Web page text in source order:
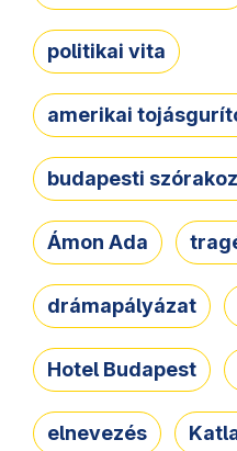
politikai vita
amerikai
budapesti
Ámon Ada
drámapályázat
Hotel Budapest
elnevezés